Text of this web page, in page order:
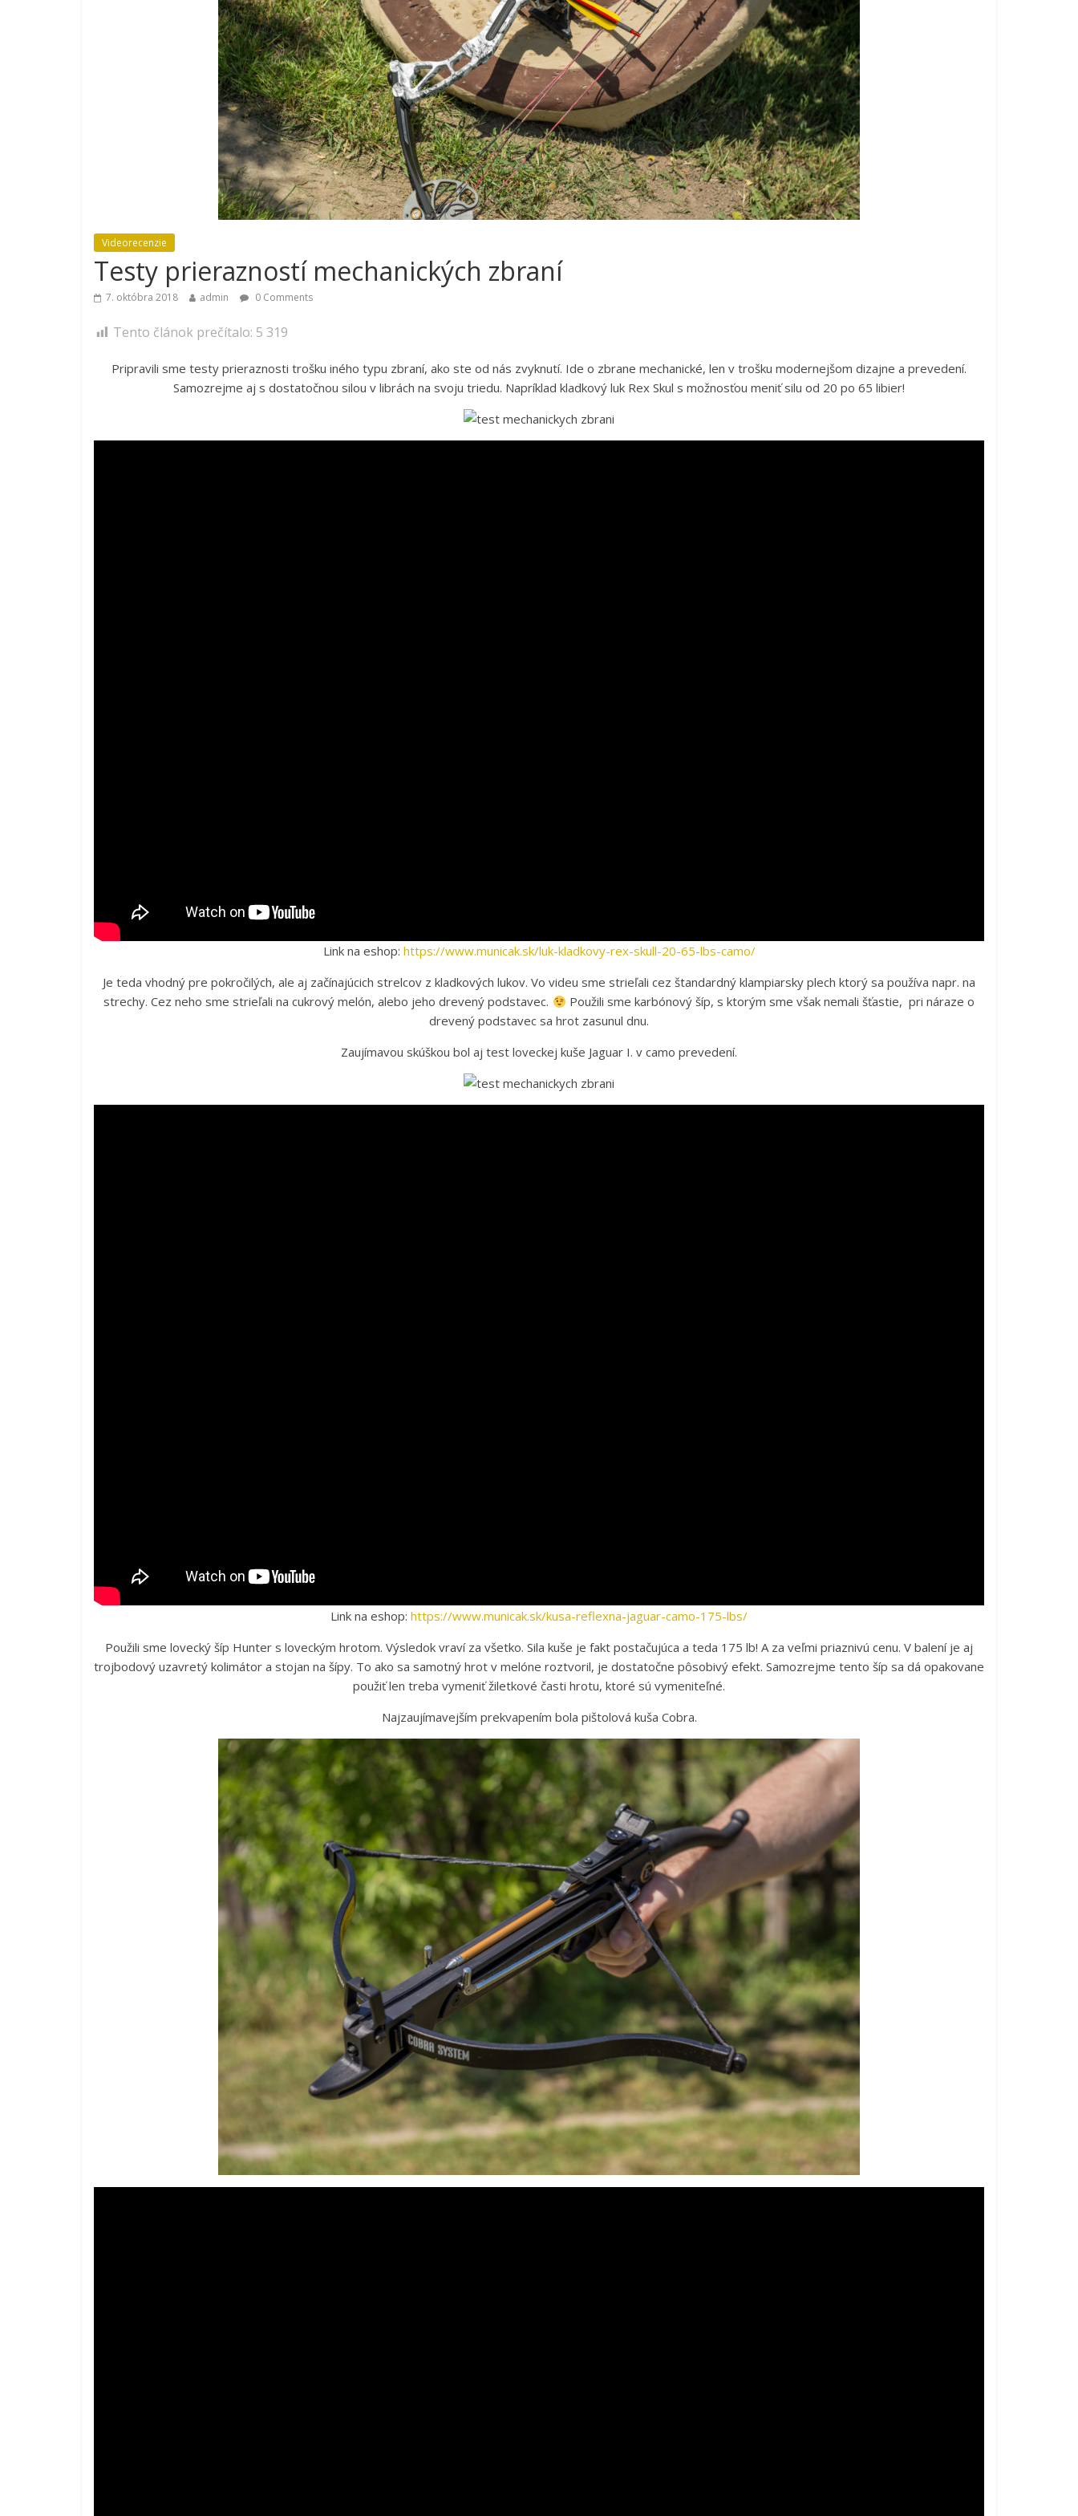
Videorecenzie
Testy prierazností mechanických zbraní
7. októbra 2018 admin 0 Comments
Tento článok prečítalo: 5 319
Pripravili sme testy prieraznosti trošku iného typu zbraní, ako ste od nás zvyknutí. Ide o zbrane mechanické, len v trošku modernejšom dizajne a prevedení.
Samozrejme aj s dostatočnou silou v librách na svoju triedu. Napríklad kladkový luk Rex Skul s možnosťou meniť silu od 20 po 65 libier!
Link na eshop: https://www.municak.sk/luk-kladkovy-rex-skull-20-65-lbs-camo/
Je teda vhodný pre pokročilých, ale aj začínajúcich strelcov z kladkových lukov. Vo videu sme strieľali cez štandardný klampiarsky plech ktorý sa používa napr. na
strechy. Cez neho sme strieľali na cukrový melón, alebo jeho drevený podstavec.
Použili sme karbónový šíp, s ktorým sme však nemali šťastie, pri náraze o
drevený podstavec sa hrot zasunul dnu.
Zaujímavou skúškou bol aj test loveckej kuše Jaguar I. v camo prevedení.
Link na eshop: https://www.municak.sk/kusa-reflexna-jaguar-camo-175-lbs/
Použili sme lovecký šíp Hunter s loveckým hrotom. Výsledok vraví za všetko. Sila kuše je fakt postačujúca a teda 175 lb! A za veľmi priaznivú cenu. V balení je aj
trojbodový uzavretý kolimátor a stojan na šípy. To ako sa samotný hrot v melóne roztvoril, je dostatočne pôsobivý efekt. Samozrejme tento šíp sa dá opakovane
použiť len treba vymeniť žiletkové časti hrotu, ktoré sú vymeniteľné.
Najzaujímavejším prekvapením bola pištolová kuša Cobra.